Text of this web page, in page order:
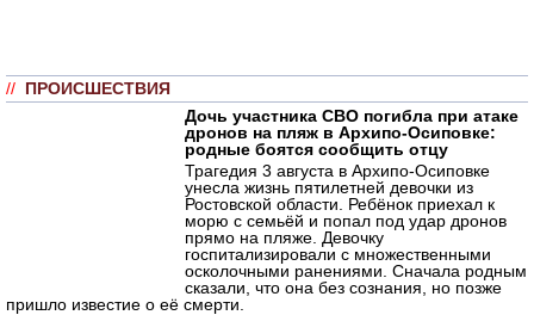
// ПРОИСШЕСТВИЯ
Дочь участника СВО погибла при атаке
дронов на пляж в Архипо-Осиповке:
родные боятся сообщить отцу
Трагедия 3 августа в Архипо-Осиповке
унесла жизнь пятилетней девочки из
Ростовской области. Ребёнок приехал к
морю с семьёй и попал под удар дронов
прямо на пляже. Девочку
госпитализировали с множественными
осколочными ранениями. Сначала родным
сказали, что она без сознания, но позже
пришло известие о её смерти.